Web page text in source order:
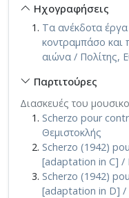
Ηχογραφήσεις
Τα ανέκδοτα
κοντραμπάσο και
αιώνα / Πολίτης,
Παρτιτούρες
Διασκευές του
Scherzo pour
Θεμιστοκλής
Scherzo (1942)
[adaptation in C] /
Scherzo (1942)
[adaptation in D] /